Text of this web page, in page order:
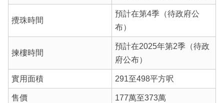
攪珠時間
預計在第4季（待政府公
布）
揀樓時間
預計在2025年第2季（待政
府公布）
實用面積 291至498平方呎
售價 177萬至373萬